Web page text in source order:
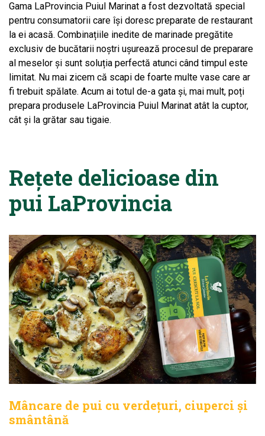
Gama LaProvincia Puiul Marinat a fost dezvoltată special
pentru consumatorii care își doresc preparate de restaurant
la ei acasă. Combinațiile inedite de marinade pregătite
exclusiv de bucătarii noștri ușurează procesul de preparare
al meselor și sunt soluția perfectă atunci când timpul este
limitat. Nu mai zicem că scapi de foarte multe vase care ar
fi trebuit spălate. Acum ai totul de-a gata și, mai mult, poți
prepara produsele LaProvincia Puiul Marinat atât la cuptor,
cât și la grătar sau tigaie.
Rețete delicioase din
pui LaProvincia
Mâncare de pui cu verdețuri, ciuperci și
smântână